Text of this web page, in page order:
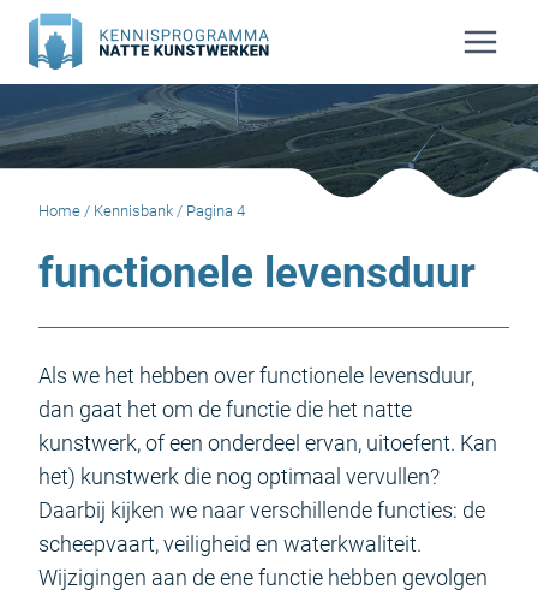
Doorgaan
naar
inhoud
Home / Kennisbank / Pagina 4
functionele levensduur
Als we het hebben over functionele levensduur,
dan gaat het om de functie die het natte
kunstwerk, of een onderdeel ervan, uitoefent. Kan
het) kunstwerk die nog optimaal vervullen?
Daarbij kijken we naar verschillende functies: de
scheepvaart, veiligheid en waterkwaliteit.
Wijzigingen aan de ene functie hebben gevolgen